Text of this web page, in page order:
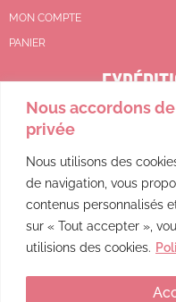
Nous accordons
privée
Nous utilisons des
de navigation, vous
contenus personnalisés
sur « Tout accepter »,
utilisions des cookies.
MON COMPTE
PANIER
CGV
POLITIQUE DE REMBOURSEMENT
POLITIQUE DE CONFIDENTIALITÉ
MENTIONS LÉGALES